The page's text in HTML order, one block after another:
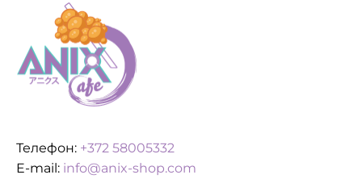
Телефон: +372 58005332
E-mail: info@anix-shop.com